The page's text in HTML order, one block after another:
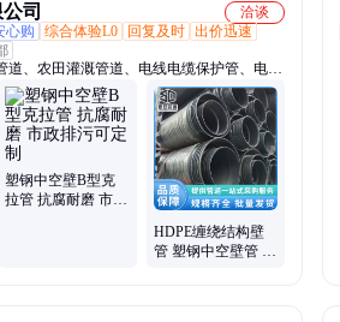
司
洽谈
心购 综合体验L0 回复及时 出价迅速
道、农田灌溉管道、电线电缆保护管、电线
塑钢中空壁B型克
拉管 抗腐耐磨 市政
HDPE缠绕结构壁
管 塑钢中空壁管 B